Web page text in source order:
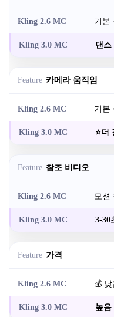
기본
댄스
카메라 움직임
기본
⭐더
참조 비디오
모션
3-30
가격
💰 낮
높음